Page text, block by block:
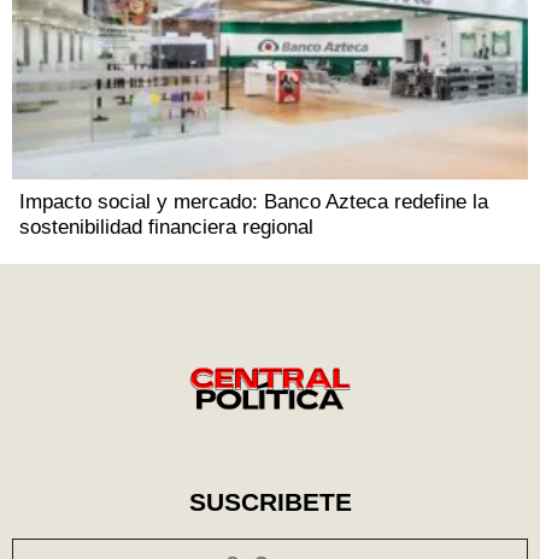
Impacto social y mercado: Banco Azteca redefine la
sostenibilidad financiera regional
SUSCRIBETE